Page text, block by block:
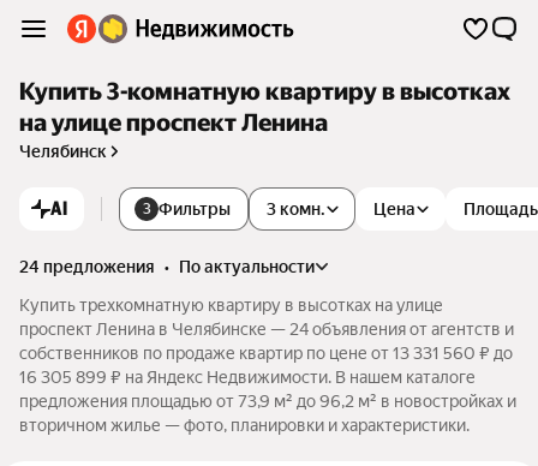
Купить 3-комнатную квартиру в высотках
на улице проспект Ленина
Челябинск
AI 3 Фильтры 3 комн. Цена Площадь
24 предложения •
по актуальности
Купить трехкомнатную квартиру в высотках на улице
проспект Ленина в Челябинске — 24 объявления от агентств и
собственников по продаже квартир по цене от 13 331 560 ₽ до
16 305 899 ₽ на Яндекс Недвижимости. В нашем каталоге
предложения площадью от 73,9 м² до 96,2 м² в новостройках и
вторичном жилье — фото, планировки и характеристики.